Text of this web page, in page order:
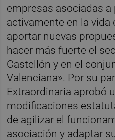
empresas asociadas a
activamente en la vida
aportar nuevas
hacer más fuerte el
Castellón y en el
Valenciana». Por su
Extraordinaria aprobó
modificaciones
de agilizar el
asociación y adaptar